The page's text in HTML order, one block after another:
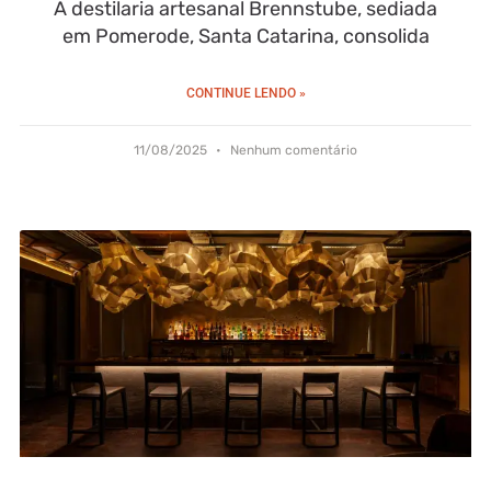
A destilaria artesanal Brennstube, sediada
em Pomerode, Santa Catarina, consolida
CONTINUE LENDO »
11/08/2025 Nenhum comentário